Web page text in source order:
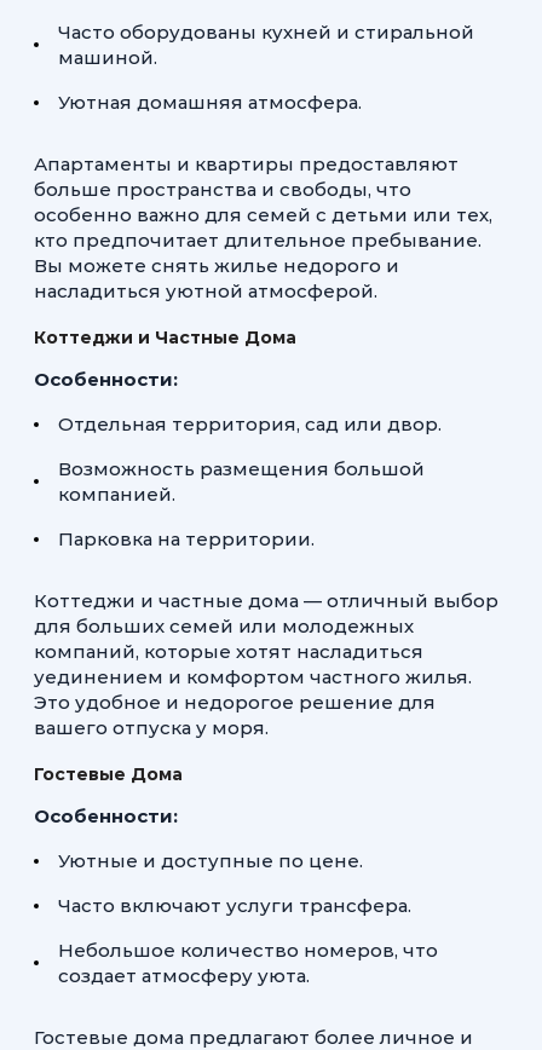
Часто оборудованы кухней и стиральной
машиной.
Уютная домашняя атмосфера.
Апартаменты и квартиры предоставляют
больше пространства и свободы, что
особенно важно для семей с детьми или тех,
кто предпочитает длительное пребывание.
Вы можете снять жилье недорого и
насладиться уютной атмосферой.
Коттеджи и Частные Дома
Особенности:
Отдельная территория, сад или двор.
Возможность размещения большой
компанией.
Парковка на территории.
Коттеджи и частные дома — отличный выбор
для больших семей или молодежных
компаний, которые хотят насладиться
уединением и комфортом частного жилья.
Это удобное и недорогое решение для
вашего отпуска у моря.
Гостевые Дома
Особенности:
Уютные и доступные по цене.
Часто включают услуги трансфера.
Небольшое количество номеров, что
создает атмосферу уюта.
Гостевые дома предлагают более личное и